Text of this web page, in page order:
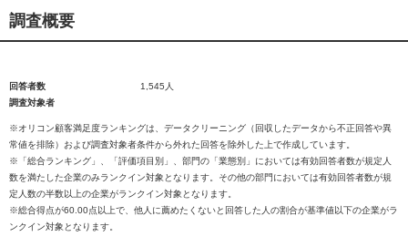
調査概要
回答者数
1,545人
調査対象者
※オリコン顧客満足度ランキングは、データクリーニング（回収したデータから不正回答や異
常値を排除）および調査対象者条件から外れた回答を除外した上で作成しています。
※「総合ランキング」、「評価項目別」、部門の「業態別」においては有効回答者数が規定人
数を満たした企業のみランクイン対象となります。その他の部門においては有効回答者数が規
定人数の半数以上の企業がランクイン対象となります。
※総合得点が60.00点以上で、他人に薦めたくないと回答した人の割合が基準値以下の企業がラ
ンクイン対象となります。